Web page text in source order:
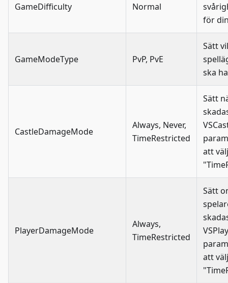
GameDifficulty Normal
för
GameModeType PvP, PvE
Sätt
ska ha
CastleDamageMode
Always, Never,
TimeRestricted
Sätt
att
PlayerDamageMode
Always,
TimeRestricted
Sätt
att